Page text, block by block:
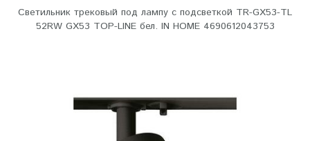
Светильник трековый под лампу с подсветкой TR-GX53-TL
52RW GX53 TOP-LINE бел. IN HOME 4690612043753